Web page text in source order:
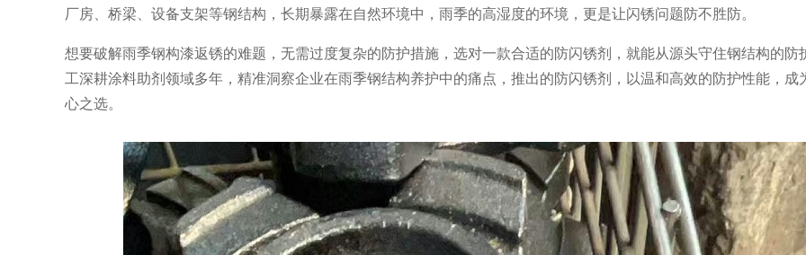
厂房、桥梁、设备支架等钢结构，长期暴露在自然环境中，雨季的高湿度的环境，更是让闪锈问题防不胜防。
想要破解雨季钢构漆返锈的难题，无需过度复杂的防护措施，选对一款合适的防闪锈剂，就能从源头守住钢结构的防
工深耕涂料助剂领域多年，精准洞察企业在雨季钢结构养护中的痛点，推出的防闪锈剂，以温和高效的防护性能，成
心之选。